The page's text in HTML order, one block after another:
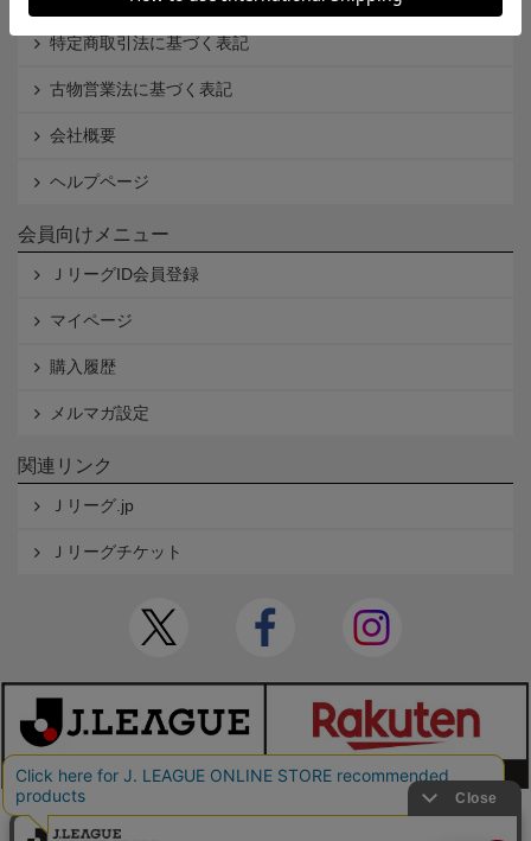
特定商取引法に基づく表記
古物営業法に基づく表記
会社概要
ヘルプページ
会員向けメニュー
ＪリーグID会員登録
マイページ
購入履歴
メルマガ設定
関連リンク
Ｊリーグ.jp
Ｊリーグチケット